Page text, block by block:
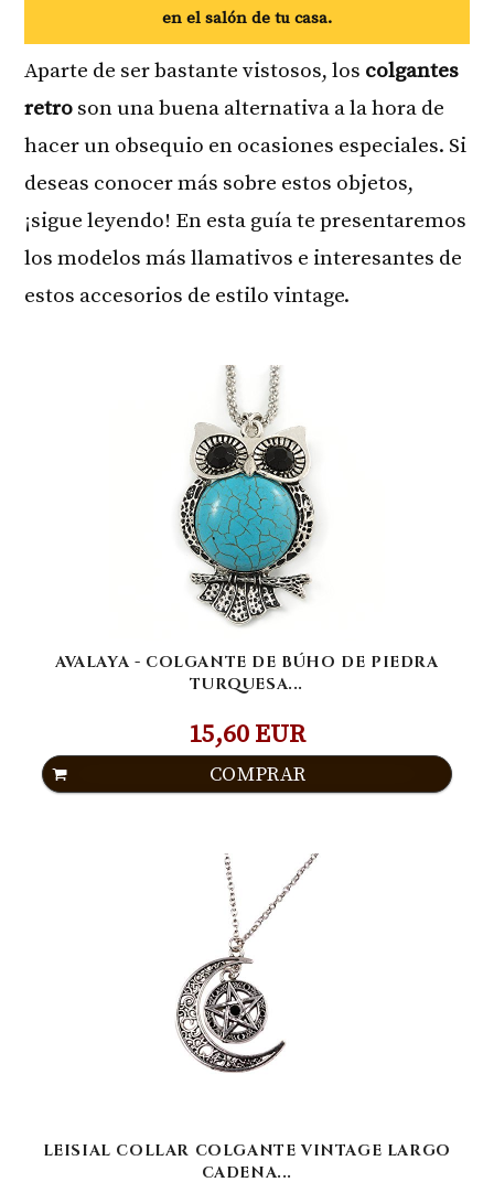
en el salón de tu casa.
Aparte de ser bastante vistosos, los colgantes
retro son una buena alternativa a la hora de
hacer un obsequio en ocasiones especiales. Si
deseas conocer más sobre estos objetos,
¡sigue leyendo! En esta guía te presentaremos
los modelos más llamativos e interesantes de
estos accesorios de estilo vintage.
AVALAYA - COLGANTE DE BÚHO DE PIEDRA
TURQUESA...
15,60 EUR
COMPRAR
LEISIAL COLLAR COLGANTE VINTAGE LARGO
CADENA...